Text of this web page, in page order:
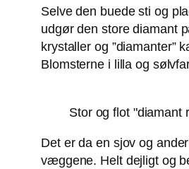
Selve den buede sti og
udgør den store diamant
krystaller og ”diamanter”
Blomsterne i lilla og
Stor og flot "diamant
Det er da en sjov og
væggene. Helt dejligt og